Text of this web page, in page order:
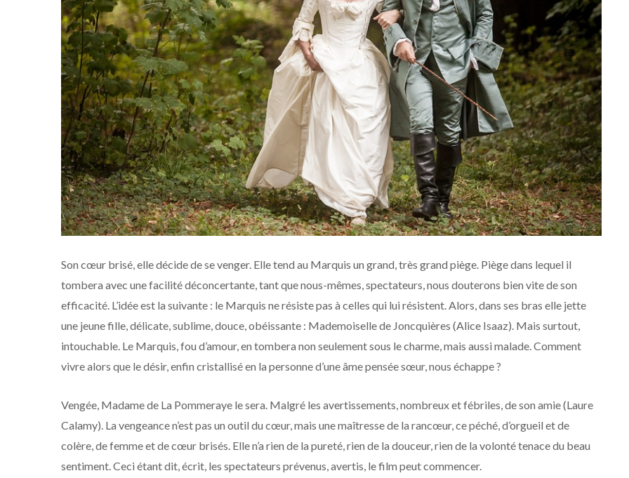
Son cœur brisé, elle décide de se venger. Elle tend au Marquis un grand, très grand piège. Piège dans lequel il
tombera avec une facilité déconcertante, tant que nous-mêmes, spectateurs, nous douterons bien vite de son
efficacité. L’idée est la suivante : le Marquis ne résiste pas à celles qui lui résistent. Alors, dans ses bras elle jette
une jeune fille, délicate, sublime, douce, obéissante : Mademoiselle de Joncquières (Alice Isaaz). Mais surtout,
intouchable. Le Marquis, fou d’amour, en tombera non seulement sous le charme, mais aussi malade. Comment
vivre alors que le désir, enfin cristallisé en la personne d’une âme pensée sœur, nous échappe ?
Vengée, Madame de La Pommeraye le sera. Malgré les avertissements, nombreux et fébriles, de son amie (Laure
Calamy). La vengeance n’est pas un outil du cœur, mais une maîtresse de la rancœur, ce péché, d’orgueil et de
colère, de femme et de cœur brisés. Elle n’a rien de la pureté, rien de la douceur, rien de la volonté tenace du beau
sentiment. Ceci étant dit, écrit, les spectateurs prévenus, avertis, le film peut commencer.